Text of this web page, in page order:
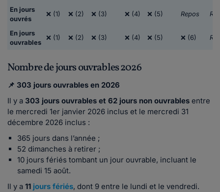
En jours
ouvrés
❌ (1) ❌ (2) ❌ (3) ❌ (4) ❌ (5) Repos
En jours
ouvrables
❌ (1) ❌ (2) ❌ (3) ❌ (4) ❌ (5) ❌ (6)
Nombre de jours ouvrables 2026
📌 303 jours ouvrables en 2026
Il y a 303 jours ouvrables et 62 jours non ouvrables entre
le mercredi 1er janvier 2026 inclus et le mercredi 31
décembre 2026 inclus :
365 jours dans l’année ;
52 dimanches à retirer ;
10 jours fériés tombant un jour ouvrable, incluant le
samedi 15 août.
Il y a 11 jours fériés, dont 9 entre le lundi et le vendredi.